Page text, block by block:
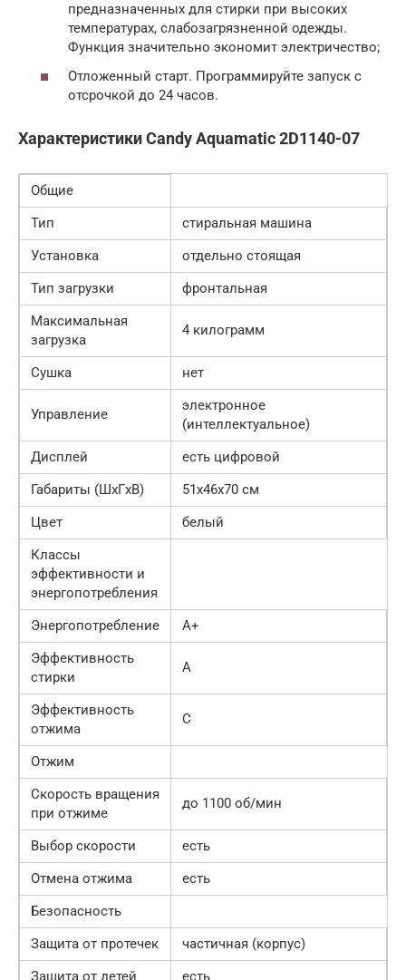
предназначенных для стирки при высоких
температурах, слабозагрязненной одежды.
Функция значительно экономит электричество;
Отложенный старт. Программируйте запуск с
отсрочкой до 24 часов.
Характеристики Candy Aquamatic 2D1140-07
Общие
Тип
стиральная машина
Установка
отдельно стоящая
Тип загрузки
фронтальная
Максимальная
загрузка
4 килограмм
Сушка нет
Управление
электронное
(интеллектуальное)
Дисплей
есть цифровой
Габариты (ШxГxВ)
51x46x70 см
Цвет
белый
Классы
эффективности и
энергопотребления
Энергопотребление
A+
Эффективность
стирки
A
Эффективность
отжима
C
Отжим
Скорость вращения
при отжиме
до 1100 об/мин
Выбор скорости
есть
Отмена отжима
есть
Безопасность
Защита от протечек
частичная (корпус)
Защита от детей
есть